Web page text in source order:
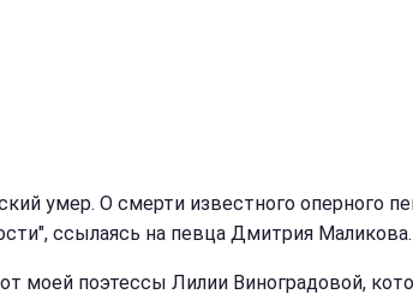
умер. О смерти известного оперного
ссылаясь на певца Дмитрия Маликова.
моей поэтессы Лилии Виноградовой,